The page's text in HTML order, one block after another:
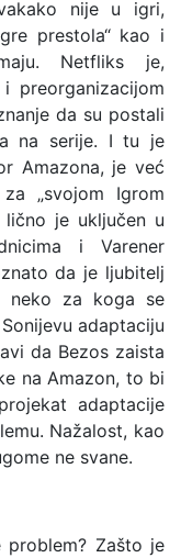
nije u igri,
prestola“ kao i
Netfliks je,
i preorganizacijom
da su postali
na serije. I tu je
Amazona, je već
„svojom Igrom
lično je uključen u
i Varener
da je ljubitelj
neko za koga se
adaptaciju
da Bezos zaista
na Amazon, to bi
adaptacije
Nažalost, kao
ne svane.
Zašto je